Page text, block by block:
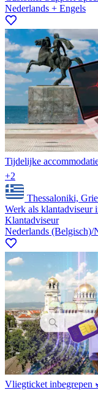
Nederlands + Engels
Tijdelijke
+2
Thessaloniki,
Werk als klantadviseur
Klantadviseur
Nederlands (Belgisch)/
Vliegticket